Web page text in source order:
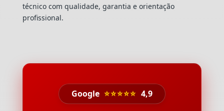
técnico com qualidade, garantia e orientação
profissional.
Google ⭐⭐⭐⭐⭐ 4,9